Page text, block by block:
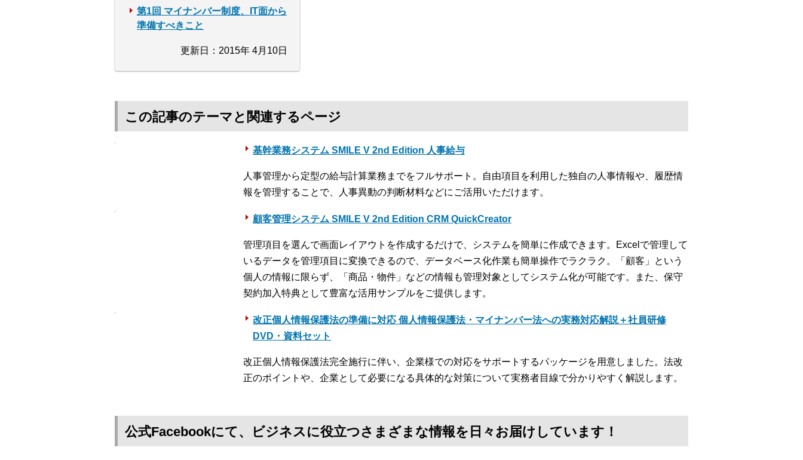
第1回 マイナンバー制度、IT面から
準備すべきこと
更新日：2015年 4月10日
この記事のテーマと関連するページ
基幹業務システム SMILE V 2nd Edition 人事給与
人事管理から定型の給与計算業務までをフルサポート。自由項目を利用した独自の人事情報や、履歴情
報を管理することで、人事異動の判断材料などにご活用いただけます。
顧客管理システム SMILE V 2nd Edition CRM QuickCreator
管理項目を選んで画面レイアウトを作成するだけで、システムを簡単に作成できます。Excelで管理して
いるデータを管理項目に変換できるので、データベース化作業も簡単操作でラクラク。「顧客」という
個人の情報に限らず、「商品・物件」などの情報も管理対象としてシステム化が可能です。また、保守
契約加入特典として豊富な活用サンプルをご提供します。
改正個人情報保護法の準備に対応 個人情報保護法・マイナンバー法への実務対応解説＋社員研修
DVD・資料セット
改正個人情報保護法完全施行に伴い、企業様での対応をサポートするパッケージを用意しました。法改
正のポイントや、企業として必要になる具体的な対策について実務者目線で分かりやすく解説します。
公式Facebookにて、ビジネスに役立つさまざまな情報を日々お届けしています！